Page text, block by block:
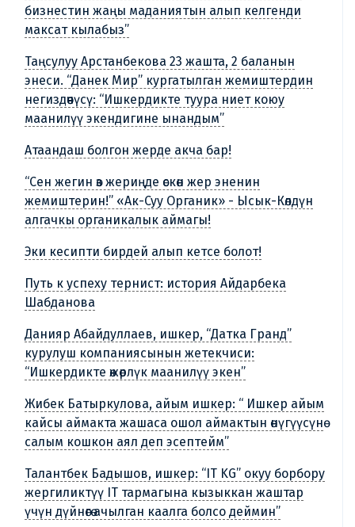
бизнестин жаңы маданиятын алып келгенди
максат кылабыз”
Таңсулуу Арстанбекова 23 жашта, 2 баланын
энеси. “Данек Мир” кургатылган жемиштердин
негиздөөчүсү: “Ишкердикте туура ниет коюу
маанилүү экендигине ынандым”
Атаандаш болгон жерде акча бар!
“Сен жегин өз жериңде өскөн жер эненин
жемиштерин!” «Ак-Суу Органик» - Ысык-Көлдүн
алгачкы органикалык аймагы!
Эки кесипти бирдей алып кетсе болот!
Путь к успеху тернист: история Айдарбека
Шабданова
Данияр Абайдуллаев, ишкер, “Датка Гранд”
курулуш компаниясынын жетекчиси:
“Ишкердикте өжөрлүк маанилүү экен”
Жибек Батыркулова, айым ишкер: “ Ишкер айым
кайсы аймакта жашаса ошол аймактын өнүгүүсүнө
салым кошкон аял деп эсептейм”
Талантбек Бадышов, ишкер: “IT KG” окуу борбору
жергиликтүү IT тармагына кызыккан жаштар
үчүн дүйнөгө ачылган каалга болсо деймин”